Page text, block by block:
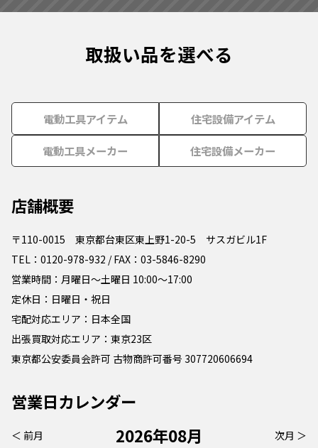
取扱い品を選べる
電動工具アイテム 住宅設備アイテム
電動工具メーカー 住宅設備メーカー
店舗概要
〒110-0015 東京都台東区東上野1-20-5 サスガビル1F
TEL：0120-978-932 / FAX：03-5846-8290
営業時間：月曜日～土曜日 10:00～17:00
定休日：日曜日・祝日
宅配対応エリア：日本全国
出張買取対応エリア：東京23区
東京都公安委員会許可 古物商許可番号 307720606694
営業日カレンダー
＜ 前月 2026年08月 次月 ＞